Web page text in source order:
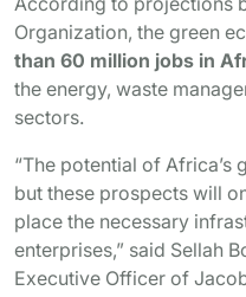
Organization, the green
than 60 million jobs in
the energy, waste
sectors.
“The potential of Africa’s
but these prospects will
place the necessary
enterprises,” said Sellah
Executive Officer of